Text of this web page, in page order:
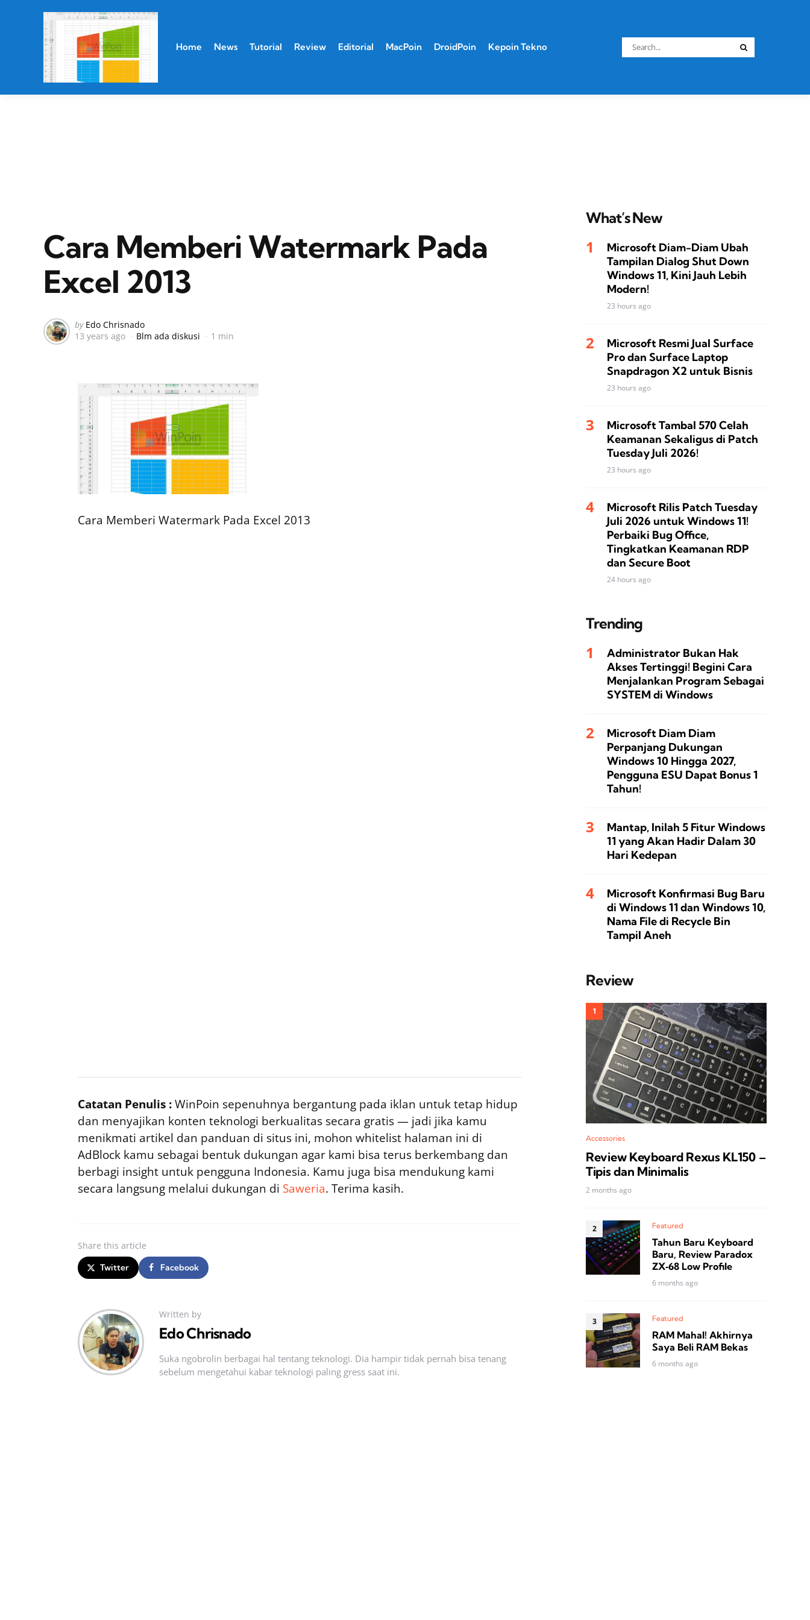
Home News Tutorial Review Editorial MacPoin DroidPoin Kepoin Tekno
Search
for:
Cara Memberi Watermark Pada
Excel 2013
Posted
by
by Edo Chrisnado
13 years ago
Blm ada diskusi 1 min
Cara Memberi Watermark Pada Excel 2013
Catatan Penulis :WinPoin sepenuhnya bergantung pada iklan untuk tetap hidup
dan menyajikan konten teknologi berkualitas secara gratis — jadi jika kamu
menikmati artikel dan panduan di situs ini, mohon whitelist halaman ini di
AdBlock kamu sebagai bentuk dukungan agar kami bisa terus berkembang dan
berbagi insight untuk pengguna Indonesia. Kamu juga bisa mendukung kami
secara langsung melalui dukungan di Saweria. Terima kasih.
Share this article
Twitter Facebook
Written by
Edo Chrisnado
Suka ngobrolin berbagai hal tentang teknologi. Dia hampir tidak pernah bisa tenang
sebelum mengetahui kabar teknologi paling gress saat ini.
What’s New
Microsoft Diam-Diam Ubah
Tampilan Dialog Shut Down
Windows 11, Kini Jauh Lebih
Modern!
23 hours ago
Microsoft Resmi Jual Surface
Pro dan Surface Laptop
Snapdragon X2 untuk Bisnis
23 hours ago
Microsoft Tambal 570 Celah
Keamanan Sekaligus di Patch
Tuesday Juli 2026!
23 hours ago
Microsoft Rilis Patch Tuesday
Juli 2026 untuk Windows 11!
Perbaiki Bug Office,
Tingkatkan Keamanan RDP
dan Secure Boot
24 hours ago
Trending
Administrator Bukan Hak
Akses Tertinggi! Begini Cara
Menjalankan Program Sebagai
SYSTEM di Windows
Microsoft Diam Diam
Perpanjang Dukungan
Windows 10 Hingga 2027,
Pengguna ESU Dapat Bonus 1
Tahun!
Mantap, Inilah 5 Fitur Windows
11 yang Akan Hadir Dalam 30
Hari Kedepan
Microsoft Konfirmasi Bug Baru
di Windows 11 dan Windows 10,
Nama File di Recycle Bin
Tampil Aneh
Review
Accessories
Review Keyboard Rexus KL150 –
Tipis dan Minimalis
2 months ago
Featured
Tahun Baru Keyboard
Baru, Review Paradox
ZX‑68 Low Profile
6 months ago
Featured
RAM Mahal! Akhirnya
Saya Beli RAM Bekas
6 months ago